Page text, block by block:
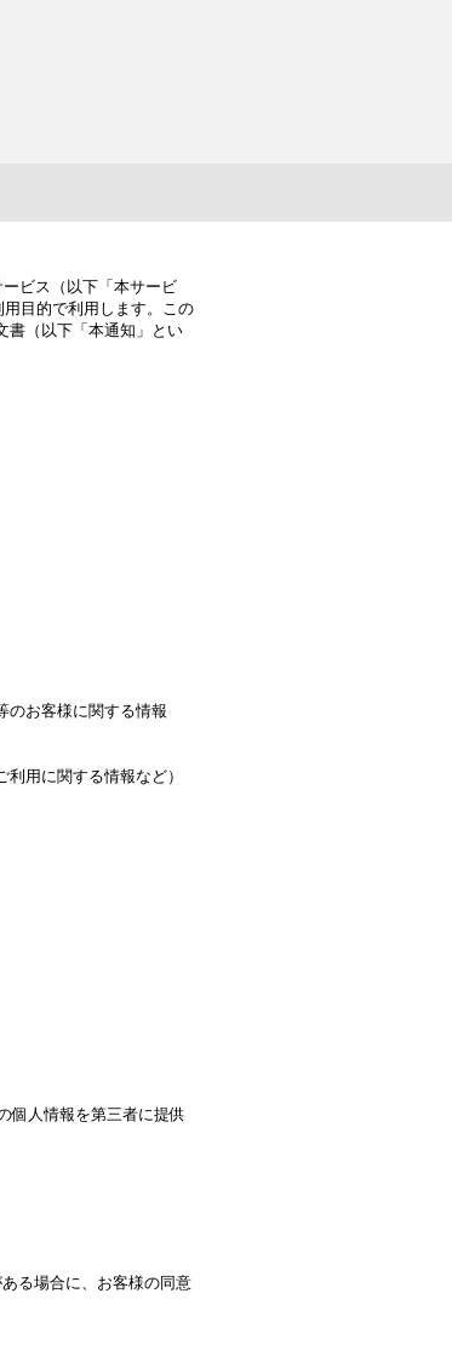
ビス（以下「本サービ
目的で利用します。この
書（以下「本通知」とい
のお客様に関する情報
用に関する情報など）
個人情報を第三者に提供
る場合に、お客様の同意